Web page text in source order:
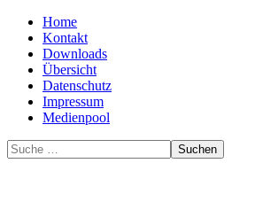
Home
Kontakt
Downloads
Übersicht
Datenschutz
Impressum
Medienpool
Suchen